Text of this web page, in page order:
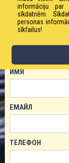
Вакуум: 80%
ЗАКАЗАТЬ
ИМЯ
ЕМАЙЛ
ТЕЛЕФОН
informāciju par
sīkdatnēm.
personas
sīkfailus!